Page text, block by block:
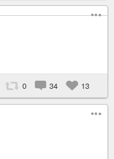
0 34 13